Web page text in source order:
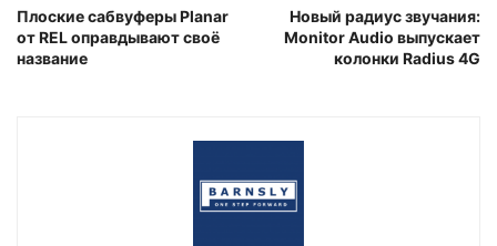
Плоские сабвуферы Planar
от REL оправдывают своё
название
Новый радиус звучания:
Monitor Audio выпускает
колонки Radius 4G